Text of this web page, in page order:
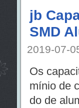
jb
SMD
2019-07-
Os
mínio de
do de